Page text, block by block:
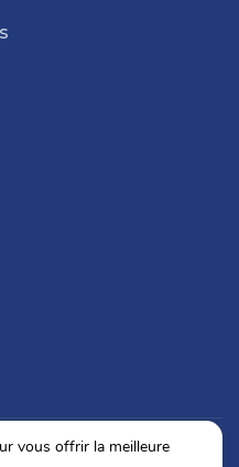
vous offrir la meilleure